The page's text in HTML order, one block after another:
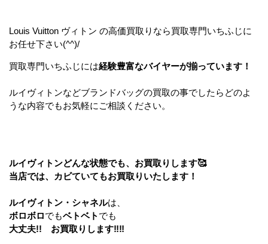
Louis Vuitton ヴィトン の高価買取りなら買取専門いちふじに
お任せ下さい(^^)/
買取専門いちふじには経験豊富なバイヤーが揃っています！
ルイヴィトンなどブランドバッグの買取の事でしたらどのよ
うな内容でもお気軽にご相談ください。
ルイヴィトンどんな状態でも、お買取りします🥰
当店では、カビていてもお買取りいたします！
ルイヴィトン・シャネルは、
ボロボロでもベトベト でも
大丈夫!! お買取りします‼‼